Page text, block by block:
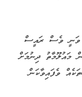
ވަނީ ވެސް ރައީސް
މައުލޫމާތު ދިނުމަށް
ވެފައިވާކަން